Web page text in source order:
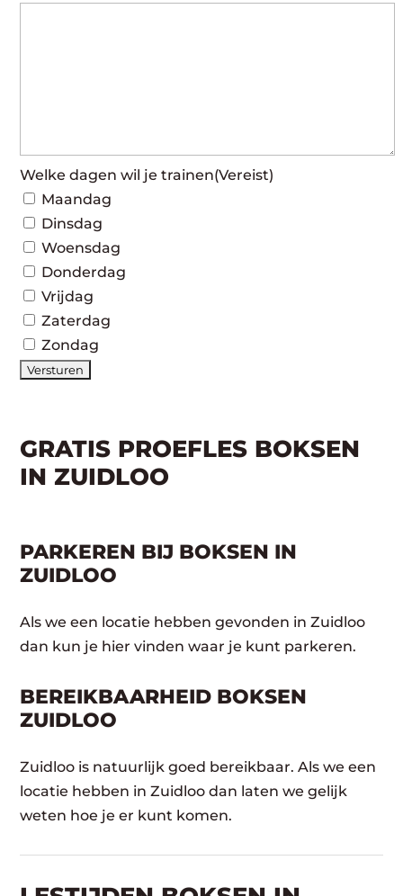
Welke dagen wil je trainen(Vereist)
Maandag
Dinsdag
Woensdag
Donderdag
Vrijdag
Zaterdag
Zondag
GRATIS PROEFLES BOKSEN
IN ZUIDLOO
PARKEREN BIJ BOKSEN IN
ZUIDLOO
Als we een locatie hebben gevonden in Zuidloo
dan kun je hier vinden waar je kunt parkeren.
BEREIKBAARHEID BOKSEN
ZUIDLOO
Zuidloo is natuurlijk goed bereikbaar. Als we een
locatie hebben in Zuidloo dan laten we gelijk
weten hoe je er kunt komen.